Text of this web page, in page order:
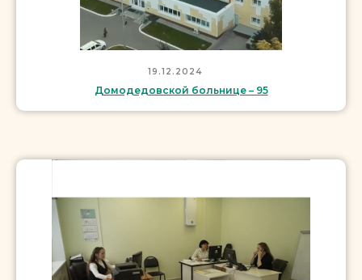
19.12.2024
Домодедовской больнице – 95